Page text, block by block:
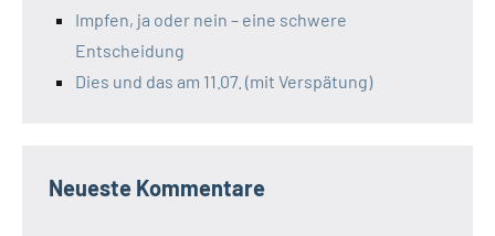
Impfen, ja oder nein – eine schwere
Entscheidung
Dies und das am 11.07. (mit Verspätung)
Neueste Kommentare